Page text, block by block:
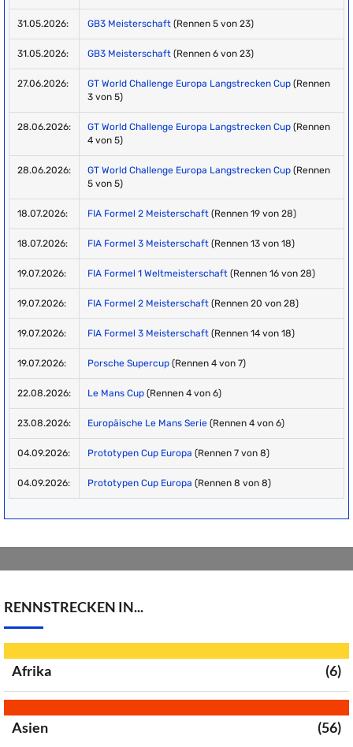
31.05.2026: GB3 Meisterschaft (Rennen 5 von 23)
31.05.2026: GB3 Meisterschaft (Rennen 6 von 23)
27.06.2026: GT World Challenge Europa Langstrecken Cup (Rennen
3 von 5)
28.06.2026: GT World Challenge Europa Langstrecken Cup (Rennen
4 von 5)
28.06.2026: GT World Challenge Europa Langstrecken Cup (Rennen
5 von 5)
18.07.2026: FIA Formel 2 Meisterschaft (Rennen 19 von 28)
18.07.2026: FIA Formel 3 Meisterschaft (Rennen 13 von 18)
19.07.2026: FIA Formel 1 Weltmeisterschaft (Rennen 16 von 28)
19.07.2026: FIA Formel 2 Meisterschaft (Rennen 20 von 28)
19.07.2026: FIA Formel 3 Meisterschaft (Rennen 14 von 18)
19.07.2026: Porsche Supercup (Rennen 4 von 7)
22.08.2026: Le Mans Cup (Rennen 4 von 6)
23.08.2026: Europäische Le Mans Serie (Rennen 4 von 6)
04.09.2026: Prototypen Cup Europa (Rennen 7 von 8)
04.09.2026: Prototypen Cup Europa (Rennen 8 von 8)
RENNSTRECKEN IN...
Afrika (6)
Asien (56)